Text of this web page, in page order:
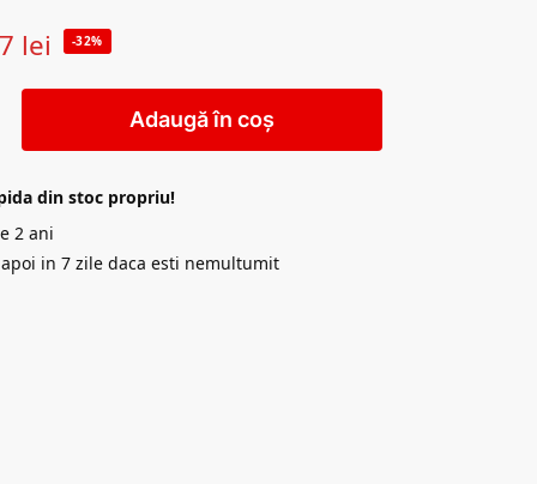
lei -32%
Adaugă în coș
din stoc propriu!
2 ani
in 7 zile daca esti nemultumit